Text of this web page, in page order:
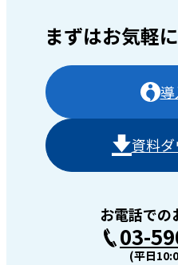
まずはお気軽に
資料
お電話での
03-
(平日